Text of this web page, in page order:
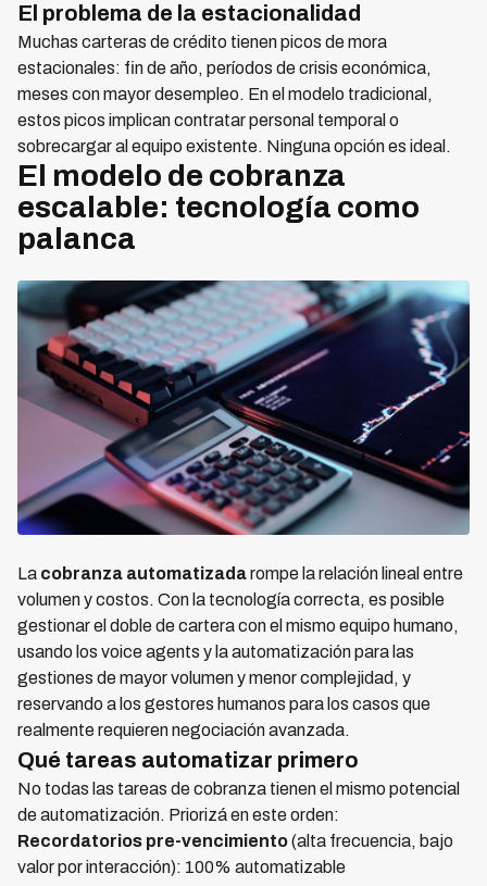
El problema de la estacionalidad
Muchas carteras de crédito tienen picos de mora
estacionales: fin de año, períodos de crisis económica,
meses con mayor desempleo. En el modelo tradicional,
estos picos implican contratar personal temporal o
sobrecargar al equipo existente. Ninguna opción es ideal.
El modelo de cobranza
escalable: tecnología como
palanca
La cobranza automatizadarompe la relación lineal entre
volumen y costos. Con la tecnología correcta, es posible
gestionar el doble de cartera con el mismo equipo humano,
usando los voice agents y la automatización para las
gestiones de mayor volumen y menor complejidad, y
reservando a los gestores humanos para los casos que
realmente requieren negociación avanzada.
Qué tareas automatizar primero
No todas las tareas de cobranza tienen el mismo potencial
de automatización. Priorizá en este orden:
Recordatorios pre-vencimiento(alta frecuencia, bajo
valor por interacción): 100% automatizable